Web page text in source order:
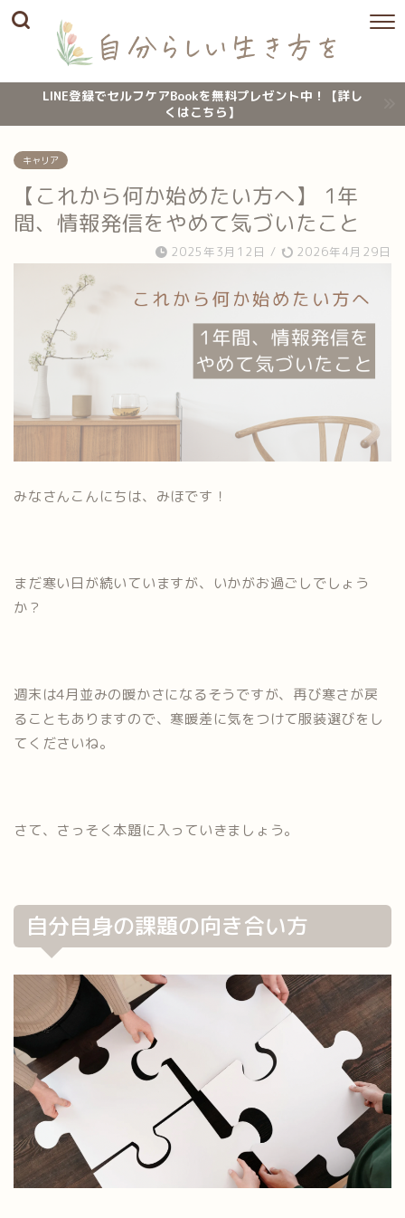
LINE登録でセルフケアBookを無料プレゼント中！【詳し
くはこちら】
キャリア
【これから何か始めたい方へ】 1年
間、情報発信をやめて気づいたこと
2025年3月12日 / 2026年4月29日
みなさんこんにちは、みほです！
まだ寒い日が続いていますが、いかがお過ごしでしょう
か？
週末は4月並みの暖かさになるそうですが、再び寒さが戻
ることもありますので、寒暖差に気をつけて服装選びをし
てくださいね。
さて、さっそく本題に入っていきましょう。
自分自身の課題の向き合い方